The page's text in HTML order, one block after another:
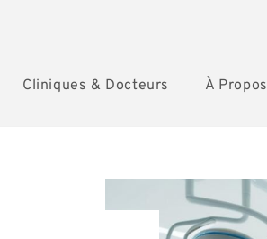
Cliniques & Docteurs À Propos